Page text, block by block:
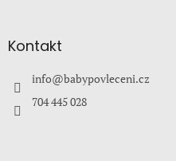
aKontakt
info@babypovleceni.cz
704 445 028